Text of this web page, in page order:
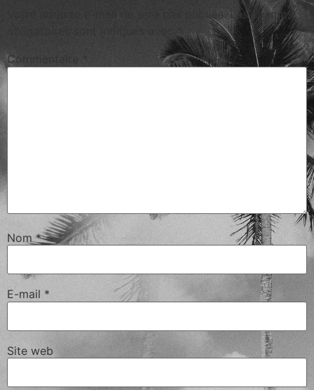
Votre adresse e-mail ne sera pas publiée. Les champs
*
Commentaire *
Nom*
E-mail *
Site web